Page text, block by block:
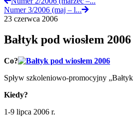
Numer 3/2006 (maj – l...
23 czerwca 2006
Bałtyk pod wiosłem 2006
Co?
Spływ szkoleniowo-promocyjny
Kiedy?
1-9 lipca 2006 r.